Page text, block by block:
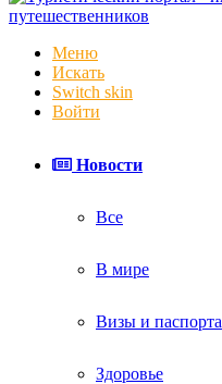
Меню
Искать
Switch skin
Войти
Новости
Все
В мире
Визы и паспорта
Здоровье